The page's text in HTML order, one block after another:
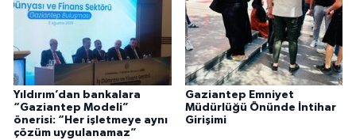
Yıldırım’dan bankalara
“Gaziantep Modeli”
önerisi: “Her işletmeye aynı
çözüm uygulanamaz”
Gaziantep Emniyet
Müdürlüğü Önünde İntihar
Girişimi